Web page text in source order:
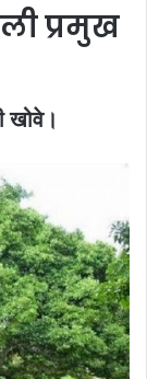
प्रमुख
खोवे।